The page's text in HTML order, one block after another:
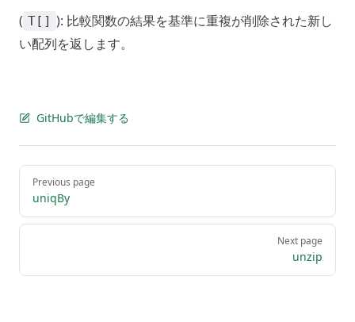
( T[] ): 比較関数の結果を基準に重複が削除された新し
い配列を返します。
GitHubで編集する
Pager
Previous page
uniqBy
Next page
unzip